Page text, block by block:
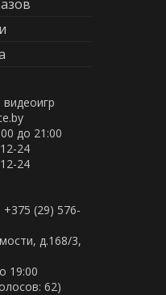
до 21:00
24
24
(29) 576-
д.168/3,
19:00
62)